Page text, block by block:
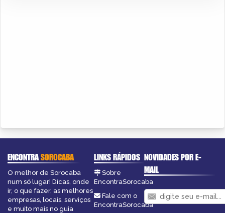
ENCONTRASOROCABA
O melhor de Sorocaba
num só lugar! Dicas, onde
ir, o que fazer, as melhores
empresas, locais, serviços
e muito mais no guia
LINKS RÁPIDOS
Sobre
EncontraSorocaba
Fale com o
EncontraSorocaba
NOVIDADES POR E-
MAIL